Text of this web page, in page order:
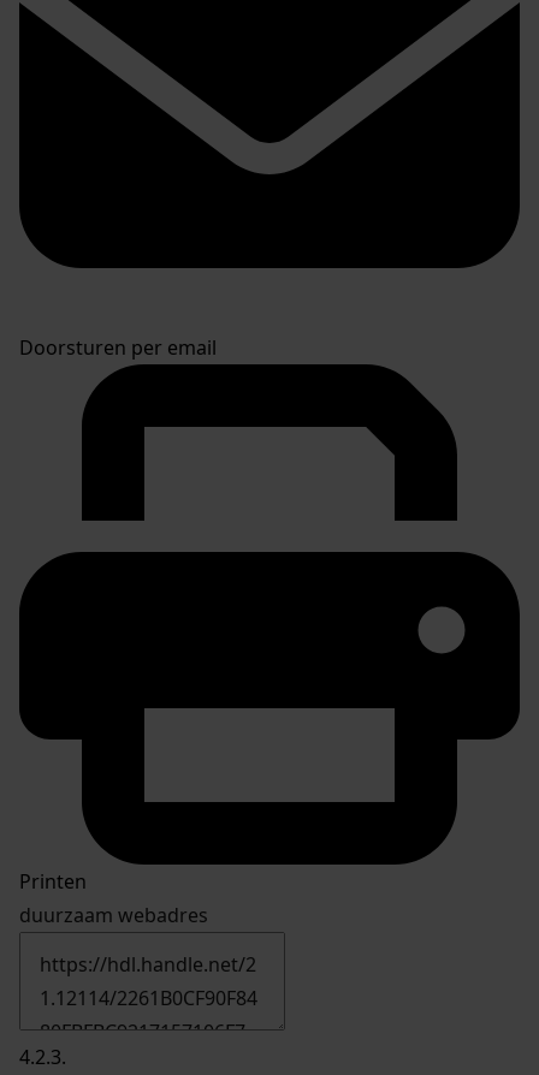
Doorsturen per email
Printen
duurzaam webadres
4.2.3.